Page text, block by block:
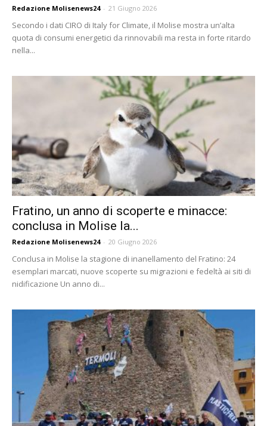
Redazione Molisenews24 - 21 Giugno 2026
Secondo i dati CIRO di Italy for Climate, il Molise mostra un’alta
quota di consumi energetici da rinnovabili ma resta in forte ritardo
nella...
Fratino, un anno di scoperte e minacce:
conclusa in Molise la...
Redazione Molisenews24 - 20 Giugno 2026
Conclusa in Molise la stagione di inanellamento del Fratino: 24
esemplari marcati, nuove scoperte su migrazioni e fedeltà ai siti di
nidificazione Un anno di...